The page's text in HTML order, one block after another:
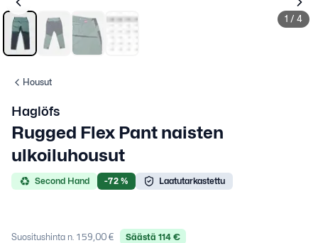
1 / 4
Housut
Haglöfs
Rugged Flex Pant naisten
ulkoiluhousut
Second Hand -72 % Laatutarkastettu
Suositushinta n. 159,00 € Säästä 114 €